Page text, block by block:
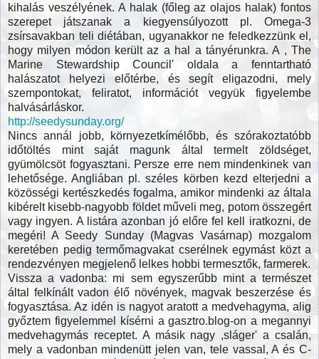
kihalás veszélyének. A halak (főleg az olajos halak) fontos
szerepet játszanak a kiegyensúlyozott pl. Omega-3
zsírsavakban teli diétában, ugyanakkor ne feledkezzünk el,
hogy milyen módon került az a hal a tányérunkra. A , The
Marine Stewardship Council' oldala a fenntartható
halászatot helyezi előtérbe, és segít eligazodni, mely
szempontokat, feliratot, információt vegyük figyelembe
halvásárláskor.
http://seedysunday.org/
Nincs annál jobb, környezetkímélőbb, és szórakoztatóbb
időtöltés mint saját magunk által termelt zöldséget,
gyümölcsöt fogyasztani. Persze erre nem mindenkinek van
lehetősége. Angliában pl. széles körben kezd elterjedni a
közösségi kertészkedés fogalma, amikor mindenki az általa
kibérelt kisebb-nagyobb földet műveli meg, potom összegért
vagy ingyen. A listára azonban jó előre fel kell iratkozni, de
megéri! A Seedy Sunday (Magvas Vasárnap) mozgalom
keretében pedig termőmagvakat cserélnek egymást közt a
rendezvényen megjelenő lelkes hobbi termesztők, farmerek.
Vissza a vadonba: mi sem egyszerűbb mint a természet
által felkínált vadon élő növények, magvak beszerzése és
fogyasztása. Az idén is nagyot aratott a medvehagyma, alig
győztem figyelemmel kísérni a gasztro.blog-on a megannyi
medvehagymás receptet. A másik nagy ,sláger' a csalán,
mely a vadonban mindenütt jelen van, tele vassal, A és C-